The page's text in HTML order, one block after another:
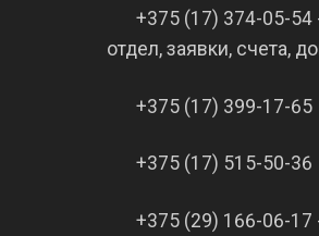
+375 (17) 374-05-
отдел, заявки, счета,
+375 (17) 399-17-65
+375 (17) 515-50-36
+375 (29) 166-06-17